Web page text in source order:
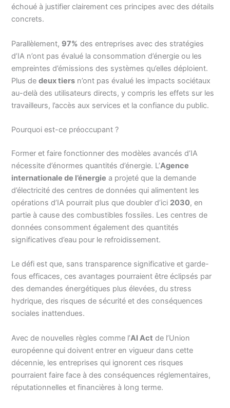
échoué à justifier clairement ces principes avec des détails
concrets.
Parallèlement, 97% des entreprises avec des stratégies
d’IA n’ont pas évalué la consommation d’énergie ou les
empreintes d’émissions des systèmes qu’elles déploient.
Plus dedeux tiers n’ont pas évalué les impacts sociétaux
au-delà des utilisateurs directs, y compris les effets sur les
travailleurs, l’accès aux services et la confiance du public.
Pourquoi est-ce préoccupant ?
Former et faire fonctionner des modèles avancés d’IA
nécessite d’énormes quantités d’énergie. L’Agence
internationale de l’énergie a projeté que la demande
d’électricité des centres de données qui alimentent les
opérations d’IA pourrait plus que doubler d’ici 2030, en
partie à cause des combustibles fossiles. Les centres de
données consomment également des quantités
significatives d’eau pour le refroidissement.
Le défi est que, sans transparence significative et garde-
fous efficaces, ces avantages pourraient être éclipsés par
des demandes énergétiques plus élevées, du stress
hydrique, des risques de sécurité et des conséquences
sociales inattendues.
Avec de nouvelles règles comme l’AI Act de l’Union
européenne qui doivent entrer en vigueur dans cette
décennie, les entreprises qui ignorent ces risques
pourraient faire face à des conséquences réglementaires,
réputationnelles et financières à long terme.